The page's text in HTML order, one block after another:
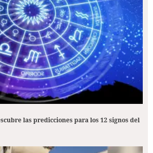
las predicciones para los 12 signos del